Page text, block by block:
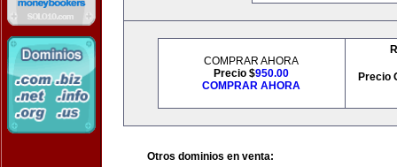
COMPRAR AHORA
Precio $950.00
COMPRAR AHORA
Precio
Otros dominios en venta: